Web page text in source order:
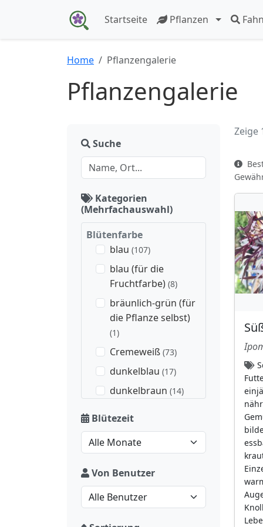
Startseite Pflanzen
Home Pflanzengalerie
Pflanzengalerie
Suche
Kategorien
(Mehrfachauswahl)
Blütenfarbe
blau (107)
blau (für die
Fruchtfarbe) (8)
bräunlich-grün (für
die Pflanze selbst)
(1)
Cremeweiß (73)
dunkelblau (17)
dunkelbraun (14)
die Fruchtfarbe)
dunkler Basalfleck
dunkleres Auge
gelb(216)
Blütezeit
Von Benutzer
Zeige